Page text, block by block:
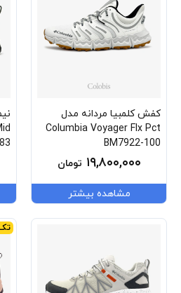
کفش کلمبیا مردانه مدل
Columbia Voyager Flx Pct
BM7922-100
۱۹,۸۰۰,۰۰۰ تومان
مشاهده بیشتر